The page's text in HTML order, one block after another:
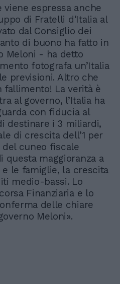
viene espressa anche
di Fratelli d'Italia al
dal Consiglio dei
di buono ha fatto in
Meloni - ha detto
fotografa un’Italia
previsioni. Altro che
fallimento! La verità è
al governo, l’Italia ha
con fiducia al
destinare i 3 miliardi,
di crescita dell’1 per
del cuneo fiscale
questa maggioranza a
le famiglie, la crescita
medio-bassi. Lo
Finanziaria e lo
delle chiare
Meloni».